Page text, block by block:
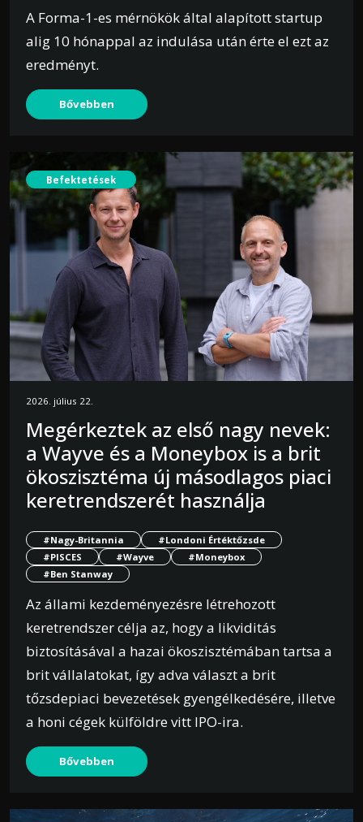
A Forma-1-es mérnökök által alapított startup
alig 10 hónappal az indulása után érte el ezt az
eredményt.
Bővebben
Befektetések
2026. július 22.
Megérkeztek az első nagy nevek:
a Wayve és a Moneybox is a brit
ökoszisztéma új másodlagos piaci
keretrendszerét használja
#Nagy-Britannia
#Londoni Értéktőzsde
#PISCES
#Wayve
#Moneybox
#Ben Stanway
Az állami kezdeményezésre létrehozott
keretrendszer célja az, hogy a likviditás
biztosításával a hazai ökoszisztémában tartsa a
brit vállalatokat, így adva választ a brit
tőzsdepiaci bevezetések gyengélkedésére, illetve
a honi cégek külföldre vitt IPO-ira.
Bővebben